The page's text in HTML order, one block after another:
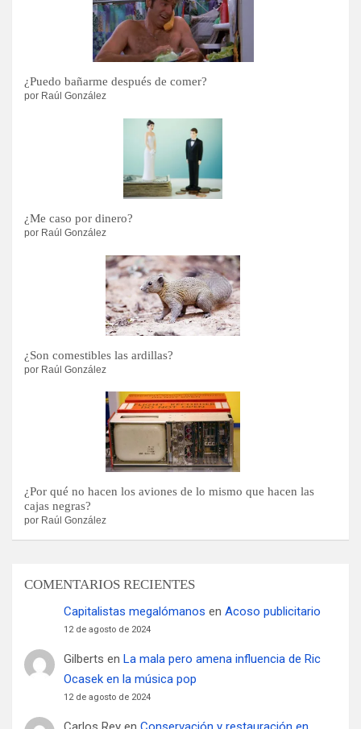
¿Puedo bañarme después de comer?
por Raúl González
¿Me caso por dinero?
por Raúl González
¿Son comestibles las ardillas?
por Raúl González
¿Por qué no hacen los aviones de lo mismo que hacen las
cajas negras?
por Raúl González
COMENTARIOS RECIENTES
Capitalistas megalómanos en Acoso publicitario
12 de agosto de 2024
Gilberts en La mala pero amena influencia de Ric
Ocasek en la música pop
12 de agosto de 2024